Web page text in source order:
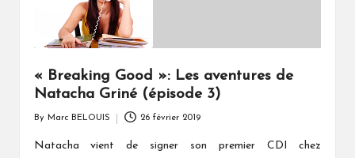
« Breaking Good »: Les aventures de
Natacha Griné (épisode 3)
by
By Marc BELOUIS 26 février 2019
Natacha vient de signer son premier CDI chez